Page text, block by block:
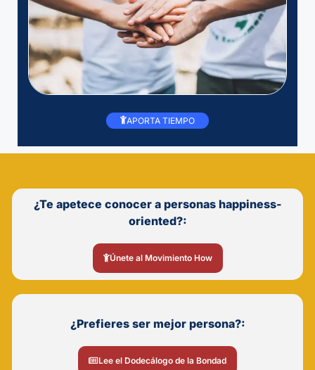
APORTA TIEMPO
¿Te apetece conocer a personas happiness-
oriented?:
Únete al Movimiento How
¿Prefieres ser mejor persona?:
Lee el Dodecálogo de la Bondad